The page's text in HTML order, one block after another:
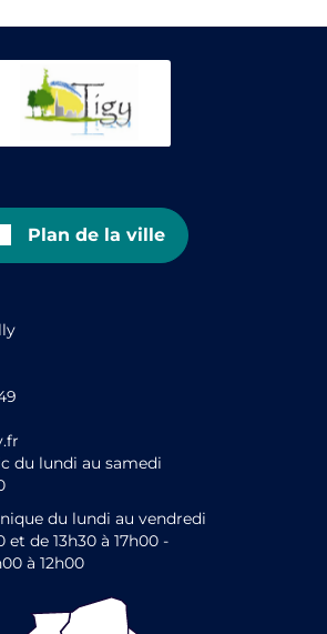
Plan de la ville
du lundi au samedi
du lundi au vendredi
et de 13h30 à 17h00 -
à 12h00